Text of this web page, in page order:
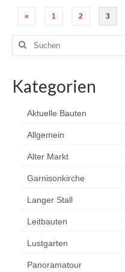
der
Beiträge
« 1 2 3
Suchen
Kategorien
Aktuelle Bauten
Allgemein
Alter Markt
Garnisonkirche
Langer Stall
Leitbauten
Lustgarten
Panoramatour